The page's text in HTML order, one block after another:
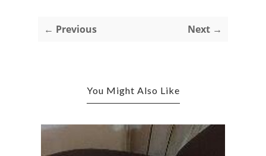
← Previous Next →
You Might Also Like